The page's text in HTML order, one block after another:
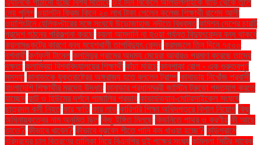
নেয় পুলিশ ওয়ালটন ফ্রিজ কিনে ২০ লাখ টাকা পেলেন কলেজ শিক্ষার্থী রাশেদ আলী
ওয়াশিংটনে হেলিকপ্টারের সঙ্গে সংঘর্ষে উড়োজাহাজ নদীতে বিধ্বস্ত কমিশন দেশের চারটি
প্রদেশ গঠনের পরিকল্পনা করছে কয়লা আমদানি না হওয়া পর্যন্ত বিদ্যুৎকেন্দ্র বন্ধ থাকবে
কয়লাসঙ্কটের কারণে বন্ধ মহেশখালী তাপবিদ্যুৎ কেন্দ্র করমজলে তিন দিনে ৭৫০০
দর্শনার্থী কর্ণফুলী টানেল কলসিন্দুর গ্রামের অদম্য মেয়েরা আবারও প্রমাণ করেছে তাদের
দক্ষতা কলাম্বিয়া বিশ্ববিদ্যালয়ের শিক্ষার্থী কাঁচা মরিচে কানপাকা রোগ - এক গুরুত্বপুর্ণ
সমস্যা কানাডাকে যুক্তরাষ্ট্রের অঙ্গরাজ্য হতে বললেন ট্রাম্প কানাডায় নিখোঁজ প্রবাসী
বাংলাদেশি শিক্ষার্থীর মরদেহ উদ্ধার কানাডার প্রধানমন্ত্রী জাস্টিন ট্রুডো পদত্যাগ করতে
যাচ্ছেন কান্ট ও হিউমের দর্শনে গাজালির প্রভাব কাভার্ডভ্যান-মোটরসাইকেল সংঘর্ষে
ছাত্রদল কর্মী নিহত কার ক্ষতি কার লাভ কারিগরি শিক্ষা অধিদপ্তরে বিশাল নিয়োগ কিছু
অধিনায়কত্বের নাম অনুমিত ছিল কিছু ইঙ্গিত মিলছে কিডনিতে পাথর ও করণীয় কী আছে
তাতে? কীভাবে খাবেন? কীভাবে বুঝবেন শীতে পানি কম খাওয়া হচ্ছে? কুড়িগ্রামে
দরিদ্রদের চাল বিতরণের তালিকা নিয়ে বিএনপির দুই পক্ষের সংঘর্ষ কুমিল্লা সিটির সাবেক